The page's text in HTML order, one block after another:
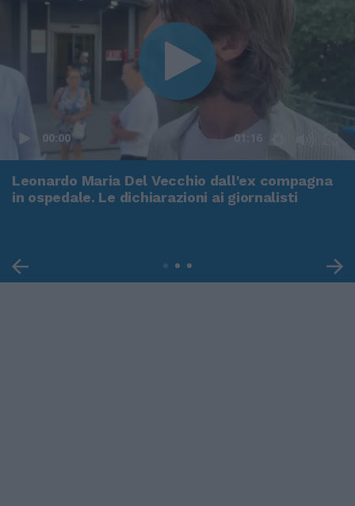
00:00
Leonardo Maria Del Vecchio dall'ex compagna
in ospedale. Le dichiarazioni ai giornalisti